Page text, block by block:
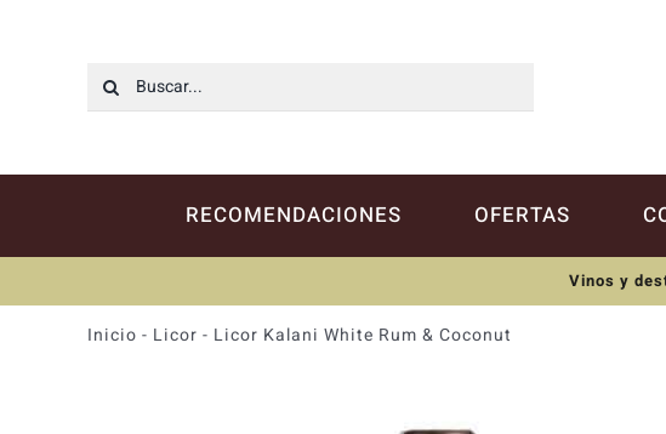
Buscar:
RECOMENDACIONES OFERTAS
Vinos y
Inicio - Licor - Licor Kalani White Rum & Coconut